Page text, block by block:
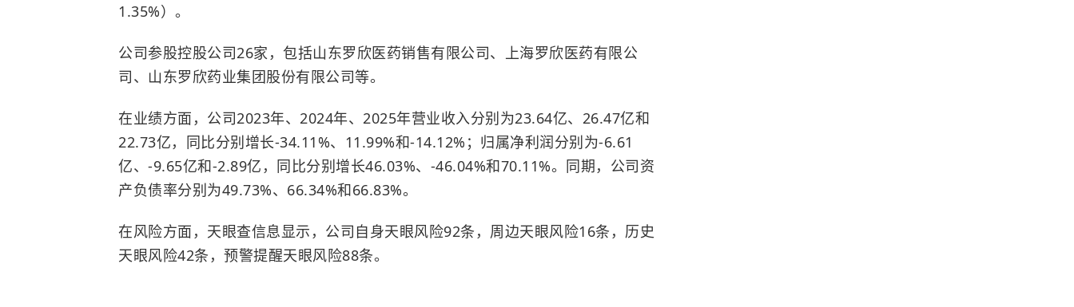
1.35%）。
公司参股控股公司26家，包括山东罗欣医药销售有限公司、上海罗欣医药有限公
司、山东罗欣药业集团股份有限公司等。
在业绩方面，公司2023年、2024年、2025年营业收入分别为23.64亿、26.47亿和
22.73亿，同比分别增长-34.11%、11.99%和-14.12%；归属净利润分别为-6.61
亿、-9.65亿和-2.89亿，同比分别增长46.03%、-46.04%和70.11%。同期，公司资
产负债率分别为49.73%、66.34%和66.83%。
在风险方面，天眼查信息显示，公司自身天眼风险92条，周边天眼风险16条，历史
天眼风险42条，预警提醒天眼风险88条。